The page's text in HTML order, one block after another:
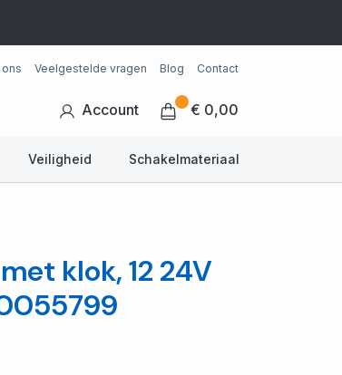
Veelgestelde vragen Blog Contact
Account € 0,00
Veiligheid Schakelmateriaal
klok, 12 24V